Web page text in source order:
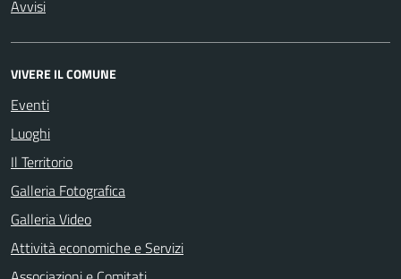
Avvisi
VIVERE IL COMUNE
Eventi
Luoghi
Il Territorio
Galleria Fotografica
Galleria Video
Attività economiche e Servizi